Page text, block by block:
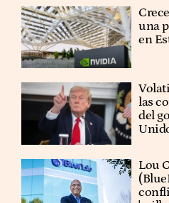
una
en
las
del
Lou